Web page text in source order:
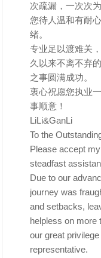
次疏漏，一次次
您待人温和有耐
绪。
专业足以渡难关
久以来不离不弃
之事圆满成功。
衷心祝愿您执业
事顺意！
LiLi&GanLi
To the
Please accept
steadfast
Due to our
journey was
and setbacks,
helpless on more
our great
representative.